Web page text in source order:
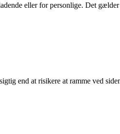
eller for personlige. Det
end at risikere at ramme ved